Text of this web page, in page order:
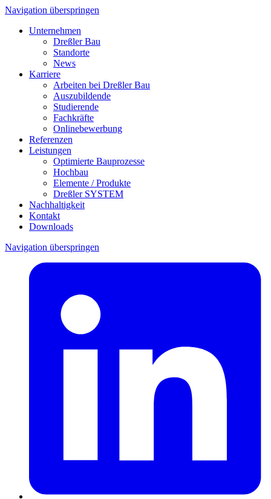
Navigation überspringen
Unternehmen
Dreßler Bau
Standorte
News
Karriere
Arbeiten bei Dreßler Bau
Auszubildende
Studierende
Fachkräfte
Onlinebewerbung
Referenzen
Leistungen
Optimierte Bauprozesse
Hochbau
Elemente / Produkte
Dreßler SYSTEM
Nachhaltigkeit
Kontakt
Downloads
Navigation überspringen